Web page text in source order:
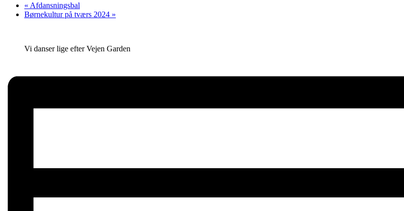
« Afdansningsbal
Børnekultur på tværs 2024 »
Vi danser lige efter Vejen Garden